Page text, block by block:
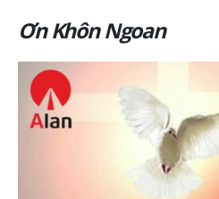
Ơn Khôn Ngoan